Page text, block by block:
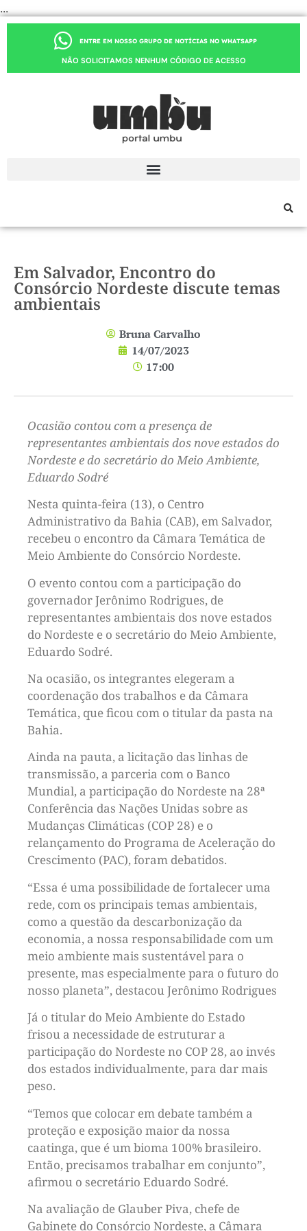
...
ENTRE EM NOSSO GRUPO DE NOTÍCIAS NO WHATSAPP
NÃO SOLICITAMOS NENHUM CÓDIGO DE ACESSO
Em Salvador, Encontro do
Consórcio Nordeste discute temas
ambientais
Bruna Carvalho
14/07/2023
17:00
Ocasião contou com a presença de
representantes ambientais dos nove estados do
Nordeste e do secretário do Meio Ambiente,
Eduardo Sodré
Nesta quinta-feira (13), o Centro
Administrativo da Bahia (CAB), em Salvador,
recebeu o encontro da Câmara Temática de
Meio Ambiente do Consórcio Nordeste.
O evento contou com a participação do
governador Jerônimo Rodrigues, de
representantes ambientais dos nove estados
do Nordeste e o secretário do Meio Ambiente,
Eduardo Sodré.
Na ocasião, os integrantes elegeram a
coordenação dos trabalhos e da Câmara
Temática, que ficou com o titular da pasta na
Bahia.
Ainda na pauta, a licitação das linhas de
transmissão, a parceria com o Banco
Mundial, a participação do Nordeste na 28ª
Conferência das Nações Unidas sobre as
Mudanças Climáticas (COP 28) e o
relançamento do Programa de Aceleração do
Crescimento (PAC), foram debatidos.
“Essa é uma possibilidade de fortalecer uma
rede, com os principais temas ambientais,
como a questão da descarbonização da
economia, a nossa responsabilidade com um
meio ambiente mais sustentável para o
presente, mas especialmente para o futuro do
nosso planeta”, destacou Jerônimo Rodrigues
Já o titular do Meio Ambiente do Estado
frisou a necessidade de estruturar a
participação do Nordeste no COP 28, ao invés
dos estados individualmente, para dar mais
peso.
“Temos que colocar em debate também a
proteção e exposição maior da nossa
caatinga, que é um bioma 100% brasileiro.
Então, precisamos trabalhar em conjunto”,
afirmou o secretário Eduardo Sodré.
Na avaliação de Glauber Piva, chefe de
Gabinete do Consórcio Nordeste, a Câmara